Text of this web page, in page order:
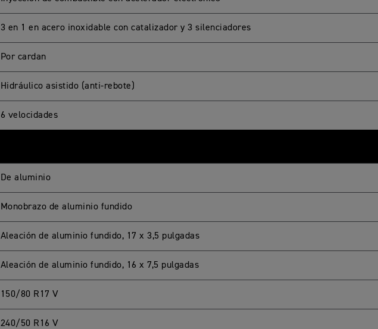
3 en 1 en acero inoxidable con catalizador y 3 silenciadores
Por cardan
Hidráulico asistido (anti-rebote)
6 velocidades
De aluminio
Monobrazo de aluminio fundido
Aleación de aluminio fundido, 17 x 3,5 pulgadas
Aleación de aluminio fundido, 16 x 7,5 pulgadas
150/80 R17 V
240/50 R16 V